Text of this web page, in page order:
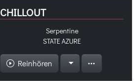
CHILLOUT
Serpentine
STATE AZURE
Reinhören